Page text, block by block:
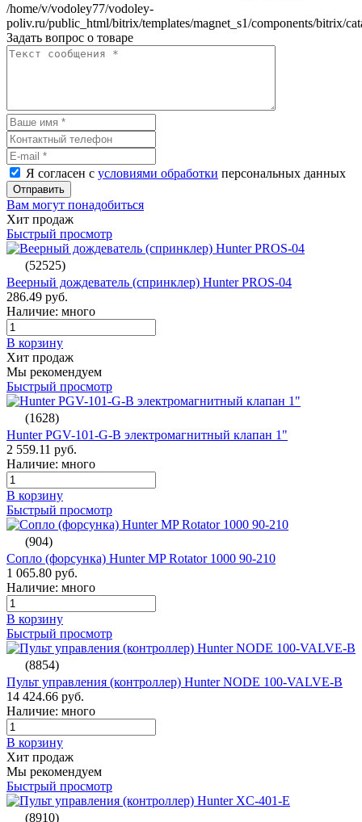
/home/v/vodoley77/vodoley-
poliv.ru/public_html/bitrix/templates/magnet_s1/components/bitrix/
Задать вопрос о товаре
Я согласен с условиями обработки персональных данных
Отправить
Вам могут понадобиться
Хит продаж
Быстрый просмотр
(52525)
Веерный дождеватель (спринклер) Hunter PROS-04
286.49 руб.
Наличие: много
В корзину
Хит продаж
Мы рекомендуем
Быстрый просмотр
(1628)
Hunter PGV-101-G-B электромагнитный клапан 1"
2 559.11 руб.
Наличие: много
В корзину
Быстрый просмотр
(904)
Сопло (форсунка) Hunter MP Rotator 1000 90-210
1 065.80 руб.
Наличие: много
В корзину
Быстрый просмотр
(8854)
Пульт управления (контроллер) Hunter NODE 100-VALVE-B
14 424.66 руб.
Наличие: много
В корзину
Хит продаж
Мы рекомендуем
Быстрый просмотр
(8910)